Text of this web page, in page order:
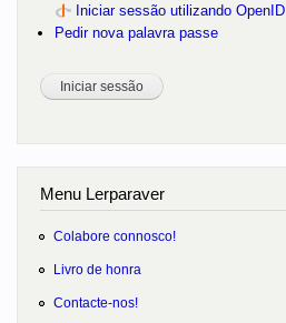
Iniciar sessão utilizando OpenID
Pedir nova palavra passe
Menu Lerparaver
Colabore connosco!
Livro de honra
Contacte-nos!